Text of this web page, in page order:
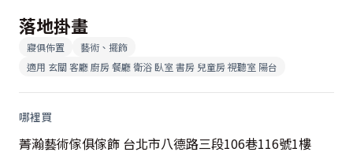
落地掛畫
寢俱佈置
藝術、擺飾
適用 玄關 客廳 廚房 餐廳 衛浴 臥室 書房 兒童房 視聽室 陽台
哪裡買
菁瀚藝術傢俱傢飾 台北市八德路三段106巷116號1樓